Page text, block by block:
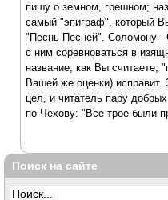
пишу о земном, грешном;
самый "эпиграф", который
"Песнь Песней". Соломону
с ним соревноваться в
название, как Вы считаете,
Вашей же оценки)
цел, и читатель пару
по Чехову: "Все трое были
Поиск на сайте